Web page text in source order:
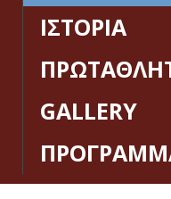
ΙΣΤΟΡΙΑ
GALLERY